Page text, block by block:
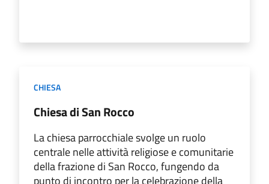
CHIESA
Chiesa di San Rocco
La chiesa parrocchiale svolge un ruolo
centrale nelle attività religiose e comunitarie
della frazione di San Rocco, fungendo da
punto di incontro per la celebrazione della